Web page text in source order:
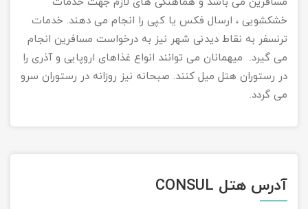
خشکشویی ، ارسال ‏فکس یا کپی را انجام می دهند. خدمات
ترنسفر به نقاط دیدنی شهر نیز به درخواست مسافرین انجام
می گیرد. ‏ میهمانان می توانند انواع غذاهای اروپایی و آذری را
در رستوران هتل میل کنند. صبحانه نیز روزانه در رستوران سرو
می ‏گردد. ‏
آدرس هتل CONSUL